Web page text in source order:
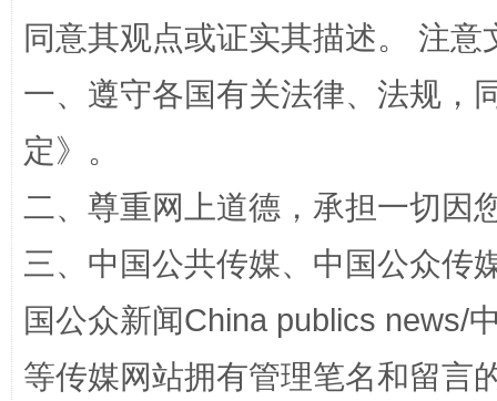
同意其观点或证实其描述。 注
一、遵守各国有关法律、法规，
定》。
二、尊重网上道德，承担一切因
三、中国公共传媒、中国公众传
国公众新闻China publics news/
等传媒网站拥有管理笔名和留言